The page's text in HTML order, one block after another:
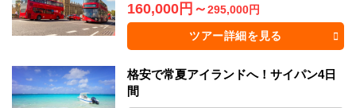
160,000円 ～295,000円
ツアー詳細を見る
格安で常夏アイランドへ！サイパン4日
間